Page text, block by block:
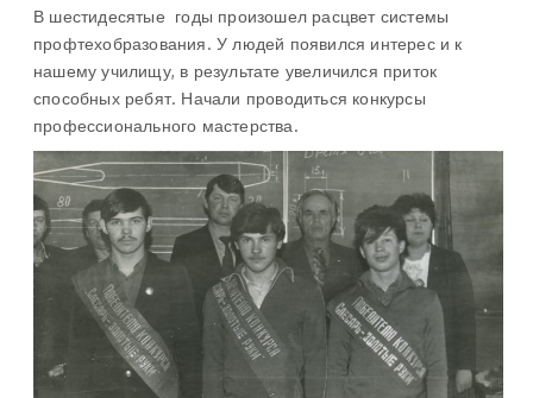
В шестидесятые годы произошел расцвет системы
профтехобразования. У людей появился интерес и к
нашему училищу, в результате увеличился приток
способных ребят. Начали проводиться конкурсы
профессионального мастерства.